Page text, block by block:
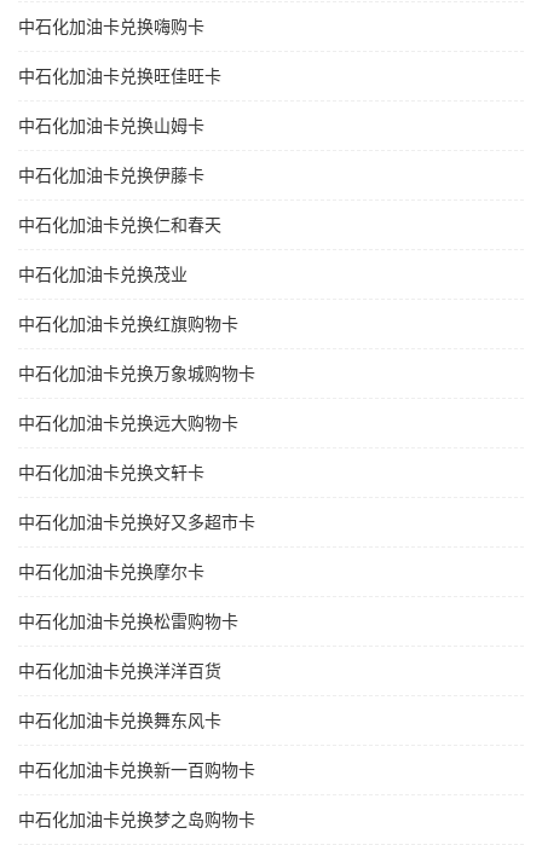
中石化加油卡兑换嗨购卡
中石化加油卡兑换旺佳旺卡
中石化加油卡兑换山姆卡
中石化加油卡兑换伊藤卡
中石化加油卡兑换仁和春天
中石化加油卡兑换茂业
中石化加油卡兑换红旗购物卡
中石化加油卡兑换万象城购物卡
中石化加油卡兑换远大购物卡
中石化加油卡兑换文轩卡
中石化加油卡兑换好又多超市卡
中石化加油卡兑换摩尔卡
中石化加油卡兑换松雷购物卡
中石化加油卡兑换洋洋百货
中石化加油卡兑换舞东风卡
中石化加油卡兑换新一百购物卡
中石化加油卡兑换梦之岛购物卡